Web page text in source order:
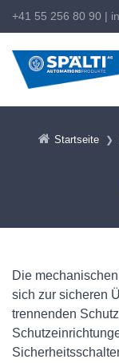
+41 55 256 80 90 |
Startseite
Die
sich zur sicheren
trennenden